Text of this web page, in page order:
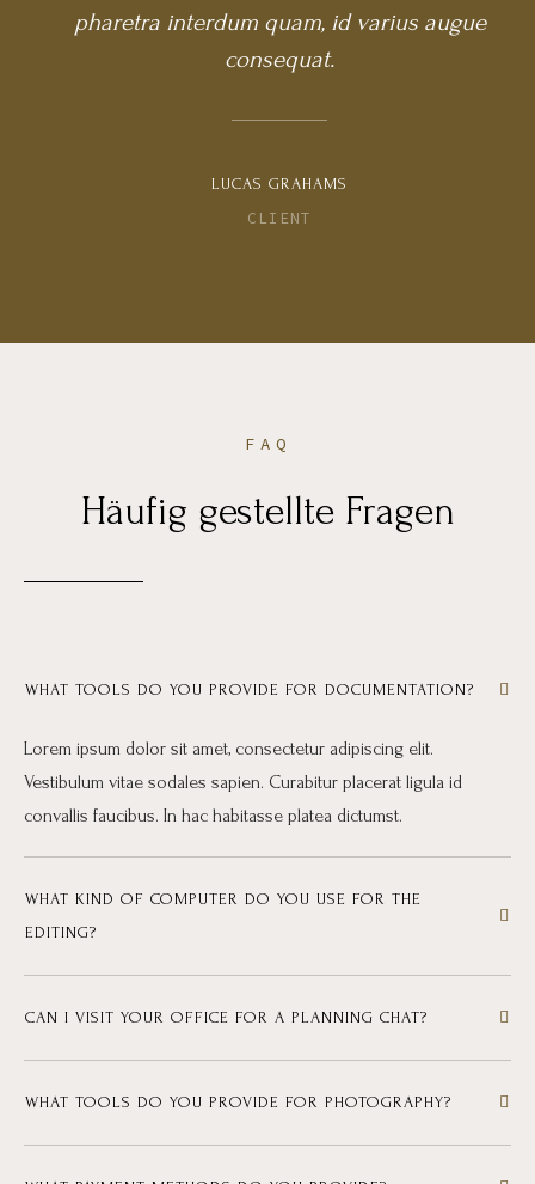
pharetra interdum quam, id varius augue
consequat.
LUCAS GRAHAMS
CLIENT
FAQ
Häufig gestellte Fragen
WHAT TOOLS DO YOU PROVIDE FOR DOCUMENTATION?
Lorem ipsum dolor sit amet, consectetur adipiscing elit.
Vestibulum vitae sodales sapien. Curabitur placerat ligula id
convallis faucibus. In hac habitasse platea dictumst.
WHAT KIND OF COMPUTER DO YOU USE FOR THE
EDITING?
CAN I VISIT YOUR OFFICE FOR A PLANNING CHAT?
WHAT TOOLS DO YOU PROVIDE FOR PHOTOGRAPHY?